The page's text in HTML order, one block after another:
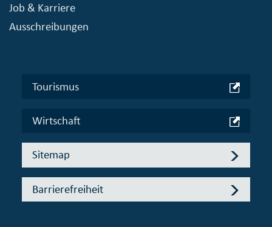
Job & Karriere
Ausschreibungen
Tourismus
Wirtschaft
Sitemap
Barrierefreiheit